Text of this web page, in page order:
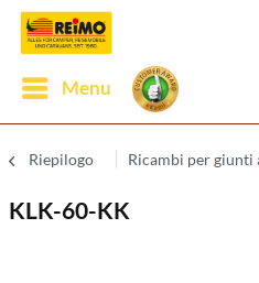
Menu
Riepilogo Ricambi per
KLK-60-KK